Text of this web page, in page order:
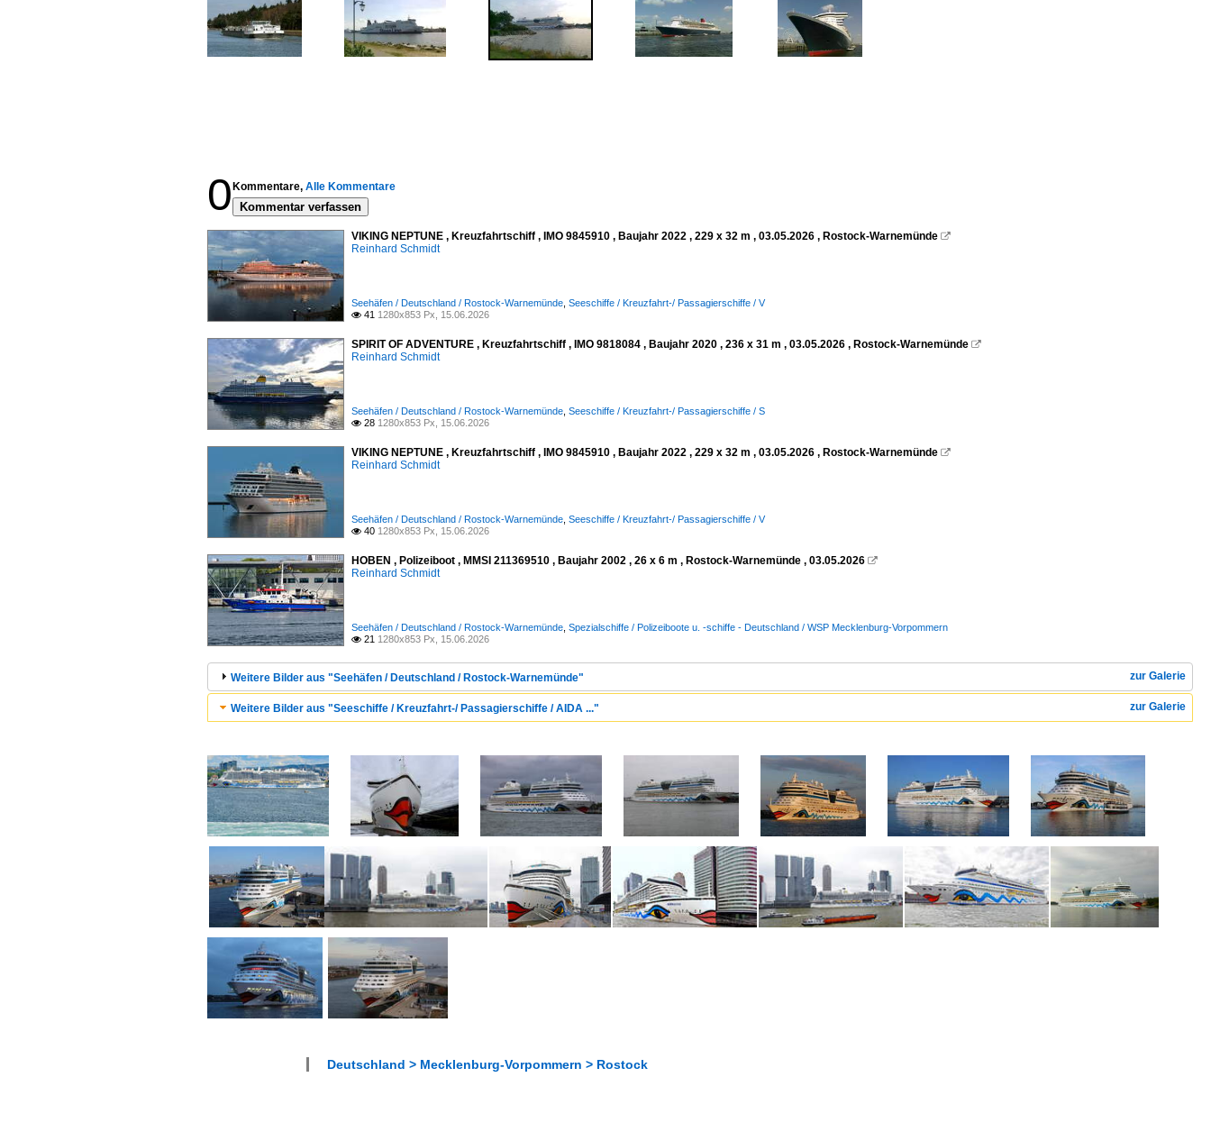
0 Kommentare, Alle Kommentare
Kommentar verfassen
VIKING NEPTUNE , Kreuzfahrtschiff , IMO 9845910 , Baujahr 2022 , 229 x 32 m , 03.05.2026 , Rostock-Warnemünde 
Reinhard Schmidt
Seehäfen / Deutschland / Rostock-Warnemünde Seeschiffe / Kreuzfahrt-/ Passagierschiffe / V
 41 1280x853 Px, 15.06.2026
SPIRIT OF ADVENTURE , Kreuzfahrtschiff , IMO 9818084 , Baujahr 2020 , 236 x 31 m , 03.05.2026 , Rostock-Warnemünde 
Reinhard Schmidt
Seehäfen / Deutschland / Rostock-Warnemünde Seeschiffe / Kreuzfahrt-/ Passagierschiffe / S
 28 1280x853 Px, 15.06.2026
VIKING NEPTUNE , Kreuzfahrtschiff , IMO 9845910 , Baujahr 2022 , 229 x 32 m , 03.05.2026 , Rostock-Warnemünde 
Reinhard Schmidt
Seehäfen / Deutschland / Rostock-Warnemünde Seeschiffe / Kreuzfahrt-/ Passagierschiffe / V
 40 1280x853 Px, 15.06.2026
HOBEN , Polizeiboot , MMSI 211369510 , Baujahr 2002 , 26 x 6 m , Rostock-Warnemünde , 03.05.2026 
Reinhard Schmidt
Seehäfen / Deutschland / Rostock-Warnemünde Spezialschiffe / Polizeiboote u. -schiffe - Deutschland / WSP Mecklenburg-Vorpommern
 21 1280x853 Px, 15.06.2026
zur Galerie
Weitere Bilder aus "Seehäfen / Deutschland / Rostock-Warnemünde"
zur Galerie
Weitere Bilder aus "Seeschiffe / Kreuzfahrt-/ Passagierschiffe / AIDA ..."
Deutschland > Mecklenburg-Vorpommern > Rostock